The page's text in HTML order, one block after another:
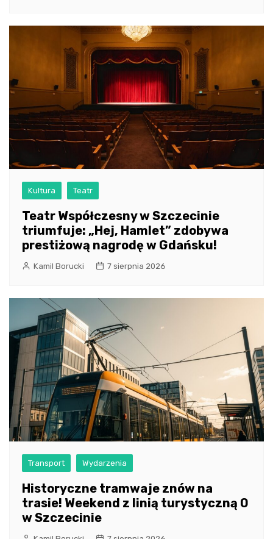
Kultura Teatr
Teatr Współczesny w Szczecinie
triumfuje: „Hej, Hamlet” zdobywa
prestiżową nagrodę w Gdańsku!
Kamil Borucki 7 sierpnia 2026
Transport Wydarzenia
Historyczne tramwaje znów na
trasie! Weekend z linią turystyczną 0
w Szczecinie